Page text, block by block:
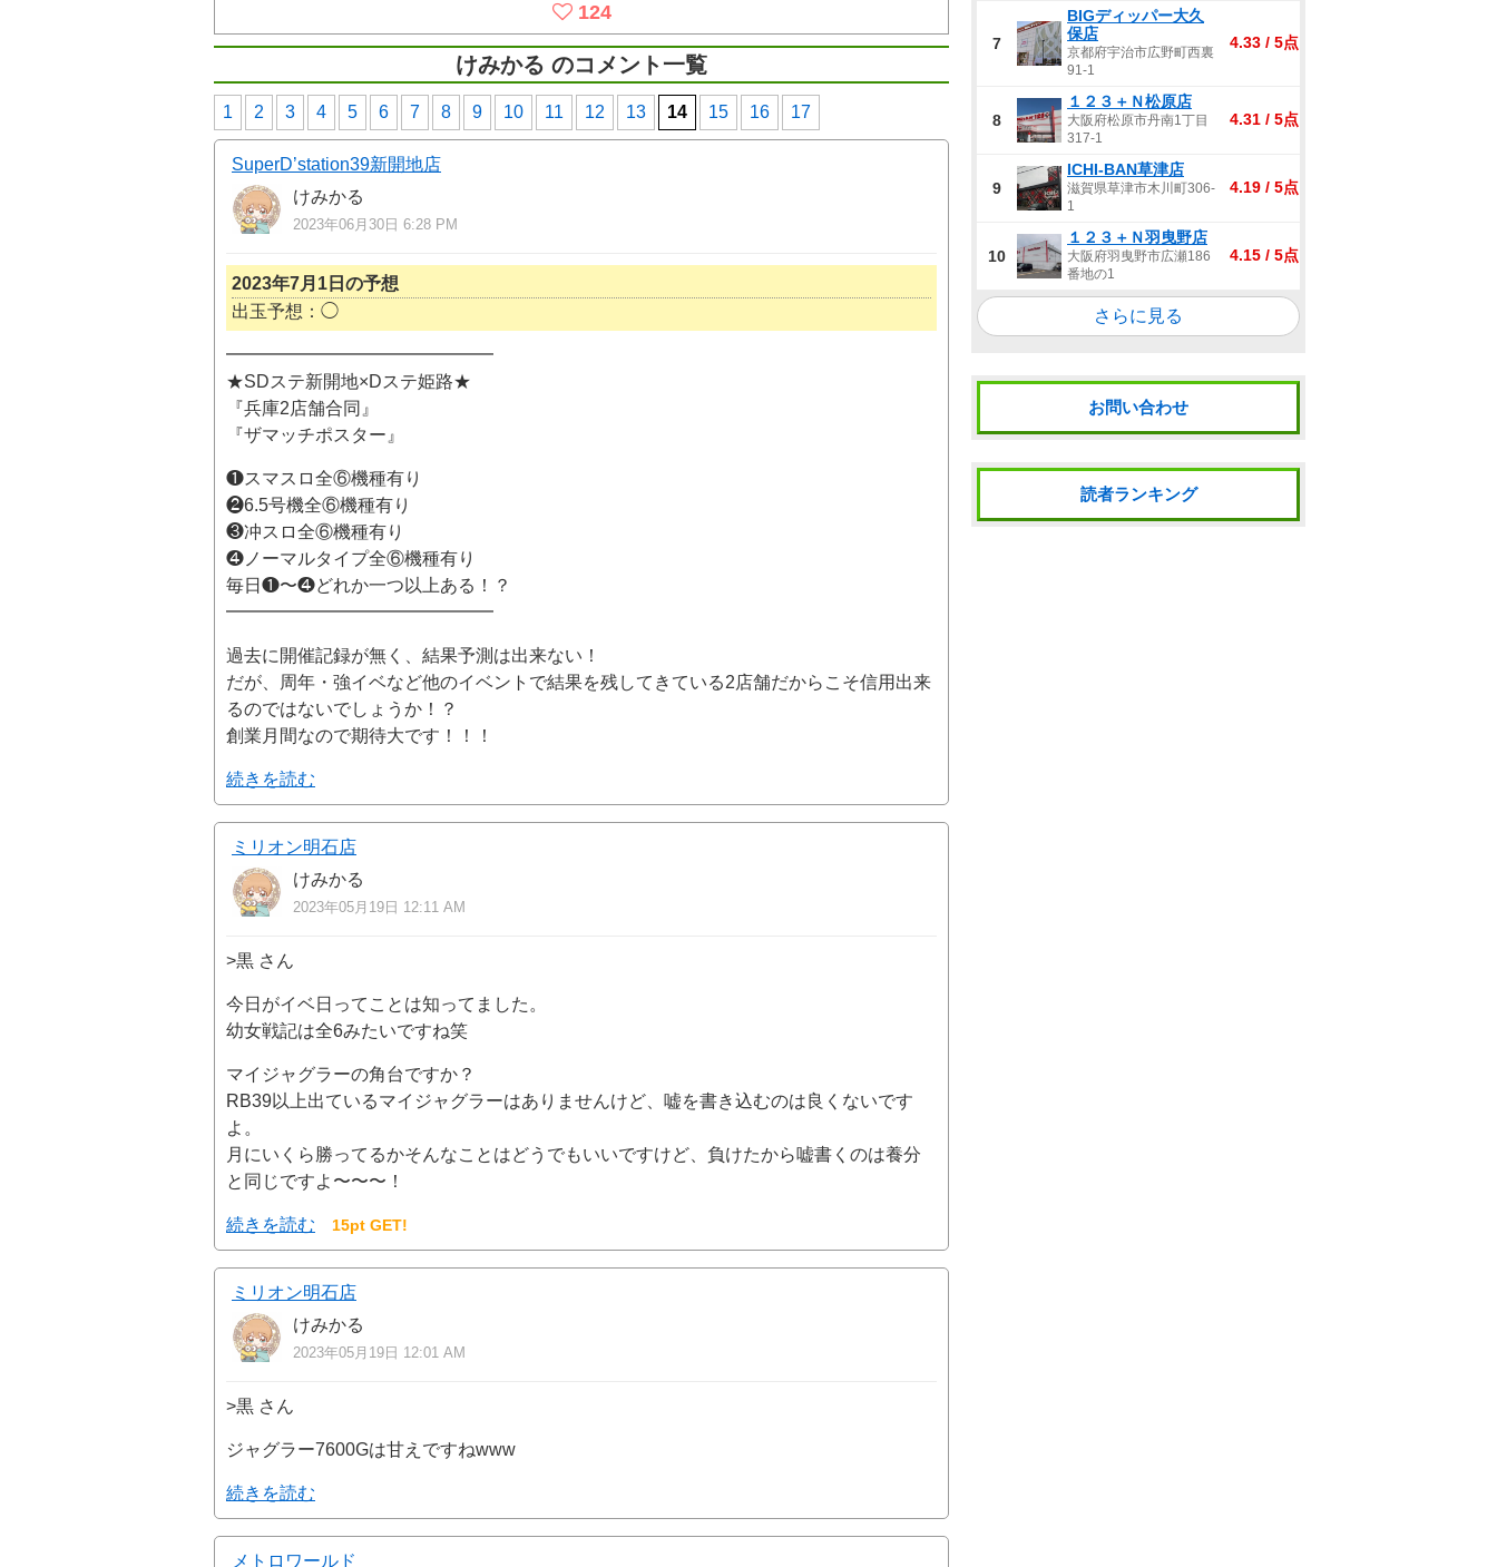
124
けみかる のコメント一覧
1 2 3 4 5 6 7 8 9 10 11 12 13 14 15 16 17
SuperD’station39新開地店
けみかる
2023年06月30日 6:28 PM
2023年7月1日の予想
出玉予想：◯
━━━━━━━━━━━━━━━
★SDステ新開地×Dステ姫路★
『兵庫2店舗合同』
『ザマッチポスター』
❶スマスロ全⑥機種有り
❷6.5号機全⑥機種有り
❸冲スロ全⑥機種有り
❹ノーマルタイプ全⑥機種有り
毎日❶〜❹どれか一つ以上ある！？
━━━━━━━━━━━━━━━
過去に開催記録が無く、結果予測は出来ない！
だが、周年・強イベなど他のイベントで結果を残してきている2店舗だからこそ信用出来
るのではないでしょうか！？
創業月間なので期待大です！！！
続きを読む
ミリオン明石店
けみかる
2023年05月19日 12:11 AM
>黒 さん
今日がイベ日ってことは知ってました。
幼女戦記は全6みたいですね笑
マイジャグラーの角台ですか？
RB39以上出ているマイジャグラーはありませんけど、嘘を書き込むのは良くないです
よ。
月にいくら勝ってるかそんなことはどうでもいいですけど、負けたから嘘書くのは養分
と同じですよ〜〜〜！
続きを読む 15pt GET!
ミリオン明石店
けみかる
2023年05月19日 12:01 AM
>黒 さん
ジャグラー7600Gは甘えですねwww
続きを読む
メトロワールド
7
BIGディッパー大久
保店
京都府宇治市広野町西裏
91-1
4.33 / 5点
8
１２３＋Ｎ松原店
大阪府松原市丹南1丁目
317-1
4.31 / 5点
9
ICHI-BAN草津店
滋賀県草津市木川町306-
1
4.19 / 5点
10
１２３＋Ｎ羽曳野店
大阪府羽曳野市広瀬186
番地の1
4.15 / 5点
さらに見る
お問い合わせ
読者ランキング